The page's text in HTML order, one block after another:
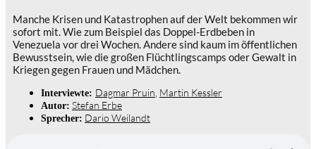
Manche Krisen und Katastrophen auf der Welt bekommen wir
sofort mit. Wie zum Beispiel das Doppel-Erdbeben in
Venezuela vor drei Wochen. Andere sind kaum im öffentlichen
Bewusstsein, wie die großen Flüchtlingscamps oder Gewalt in
Kriegen gegen Frauen und Mädchen.
Interviewte: Dagmar Pruin Martin Kessler
Autor: Stefan Erbe
Sprecher: Dario Weilandt